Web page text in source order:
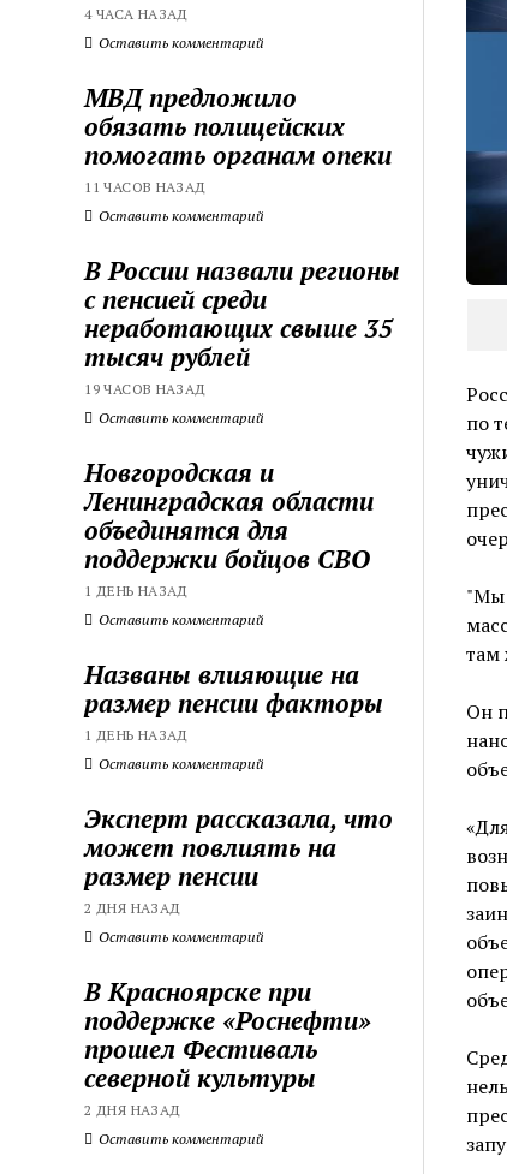
4 ЧАСА НАЗАД
Оставить комментарий
МВД предложило
обязать полицейских
помогать органам опеки
11 ЧАСОВ НАЗАД
Оставить комментарий
В России назвали регионы
с пенсией среди
неработающих свыше 35
тысяч рублей
19 ЧАСОВ НАЗАД
Оставить комментарий
Новгородская и
Ленинградская области
объединятся для
поддержки бойцов СВО
1 ДЕНЬ НАЗАД
Оставить комментарий
Названы влияющие на
размер пенсии факторы
1 ДЕНЬ НАЗАД
Оставить комментарий
Эксперт рассказала, что
может повлиять на
размер пенсии
2 ДНЯ НАЗАД
Оставить комментарий
В Красноярске при
поддержке «Роснефти»
прошел Фестиваль
северной культуры
2 ДНЯ НАЗАД
Оставить комментарий
по
"Мы
там
Он